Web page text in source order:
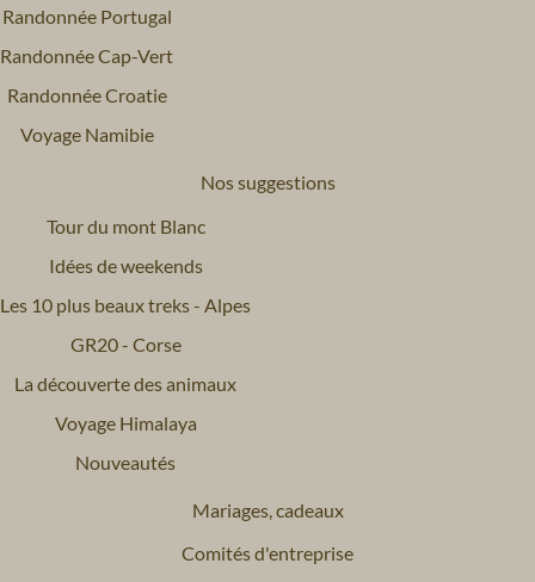
Randonnée Portugal
Randonnée Cap-Vert
Randonnée Croatie
Voyage Namibie
Nos suggestions
Tour du mont Blanc
Idées de weekends
Les 10 plus beaux treks - Alpes
GR20 - Corse
La découverte des animaux
Voyage Himalaya
Nouveautés
Mariages, cadeaux
Comités d'entreprise